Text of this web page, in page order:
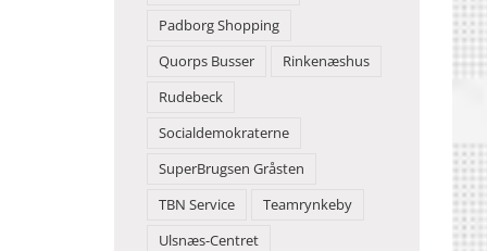
Padborg Shopping
Quorps Busser
Rinkenæshus
Rudebeck
Socialdemokraterne
SuperBrugsen Gråsten
TBN Service
Teamrynkeby
Ulsnæs-Centret